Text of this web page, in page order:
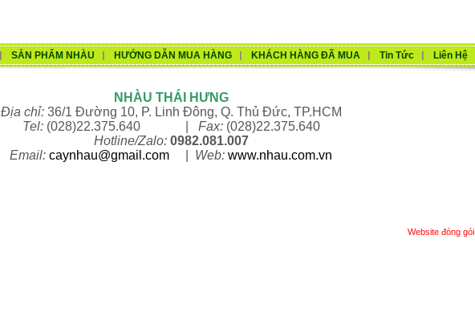
SẢN PHẨM NHÀU HƯỚNG DẪN MUA HÀNG KHÁCH HÀNG ĐÃ MUA Tin Tức Liên Hệ
NHÀU THÁI HƯNG
Địa chỉ:36/1 Đường 10, P. Linh Đông, Q. Thủ Đức, TP.HCM
Tel:(028)22.375.640 | Fax:(028)22.375.640
Hotline/Zalo: 0982.081.007
Email: caynhau@gmail.com Web: www.nhau.com.vn
Website đóng gói